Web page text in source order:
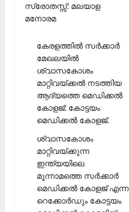
സ്രോതസ്സ്: മലയാള
മനോരമ
കേരളത്തില്‍ സര്‍ക്കാര്‍
മേഖലയില്‍
ശ്വാസകോശം
മാറ്റിവയ്ക്കല്‍ നടത്തിയ
ആദ്യത്തെ മെഡിക്കല്‍
കോളജ്: കോട്ടയം
മെഡിക്കല്‍ കോളജ്.
ശ്വാസകോശം
മാറ്റിവയ്ക്കുന്ന
ഇന്ത്യയിലെ
മൂന്നാമത്തെ സര്‍ക്കാര്‍
മെഡിക്കല്‍ കോളജ് എന്ന
റെക്കോര്‍ഡും കോട്ടയം